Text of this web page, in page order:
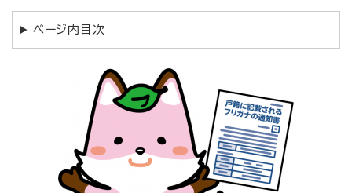
ページ内目次